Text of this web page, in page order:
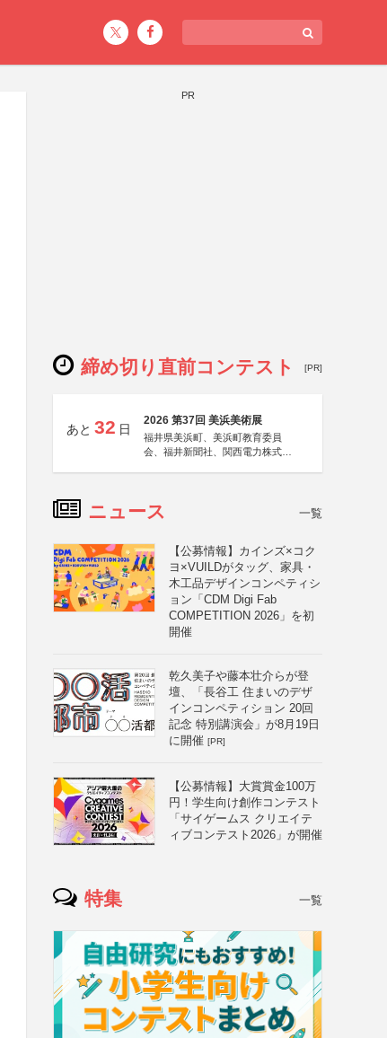
PR
締め切り直前コンテスト [PR]
あと 32 日
2026 第37回 美浜美術展
福井県美浜町、美浜町教育委員
会、福井新聞社、関西電力株式会
ニュース 一覧
【公募情報】カインズ×コク
ヨ×VUILDがタッグ、家具・
木工品デザインコンペティシ
ョン「CDM Digi Fab
COMPETITION 2026」を初
開催
乾久美子や藤本壮介らが登
壇、「長谷工 住まいのデザ
インコンペティション 20回
記念 特別講演会」が8月19日
に開催 [PR]
【公募情報】大賞賞金100万
円！学生向け創作コンテスト
「サイゲームス クリエイテ
ィブコンテスト2026」が開催
特集 一覧